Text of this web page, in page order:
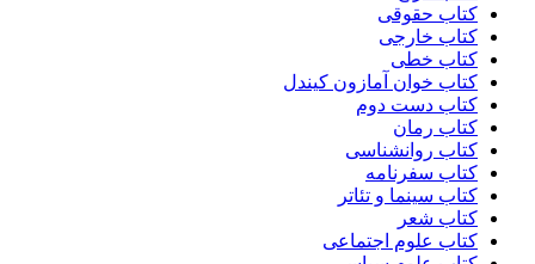
کتاب حقوقی
کتاب خارجی
کتاب خطی
کتاب خوان آمازون کیندل
کتاب دست دوم
کتاب رمان
کتاب روانشناسی
کتاب سفرنامه
کتاب سینما و تئاتر
کتاب شعر
کتاب علوم اجتماعی